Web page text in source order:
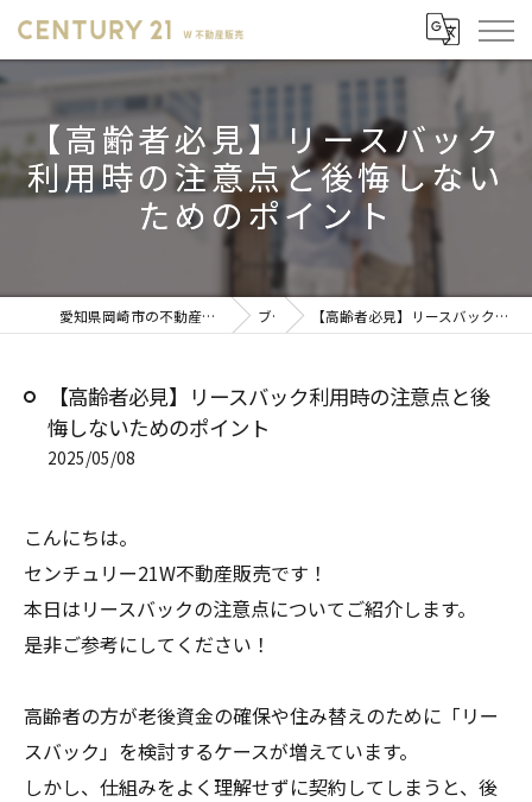
【高齢者必見】リースバック
利用時の注意点と後悔しない
ためのポイント
愛知県岡崎市の不動産売却ならセンチュリー21 W不動産販売 ブログ 【高齢者必見】リースバック利用時の注意点と後悔しないためのポイント
【高齢者必見】リースバック利用時の注意点と後
悔しないためのポイント
2025/05/08
こんにちは。
センチュリー21W不動産販売です！
本日はリースバックの注意点についてご紹介します。
是非ご参考にしてください！
高齢者の方が老後資金の確保や住み替えのために「リー
スバック」を検討するケースが増えています。
しかし、仕組みをよく理解せずに契約してしまうと、後